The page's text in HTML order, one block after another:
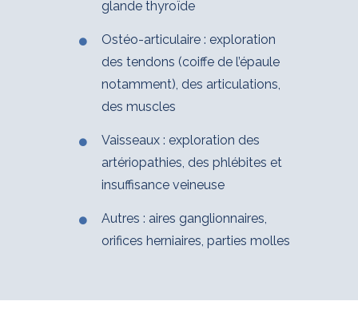
glande thyroïde
Ostéo-articulaire : exploration
des tendons (coiffe de l’épaule
notamment), des articulations,
des muscles
Vaisseaux : exploration des
artériopathies, des phlébites et
insuffisance veineuse
Autres : aires ganglionnaires,
orifices herniaires, parties molles